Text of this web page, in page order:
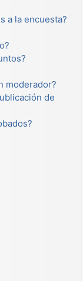
a la encuesta?
moderador?
de